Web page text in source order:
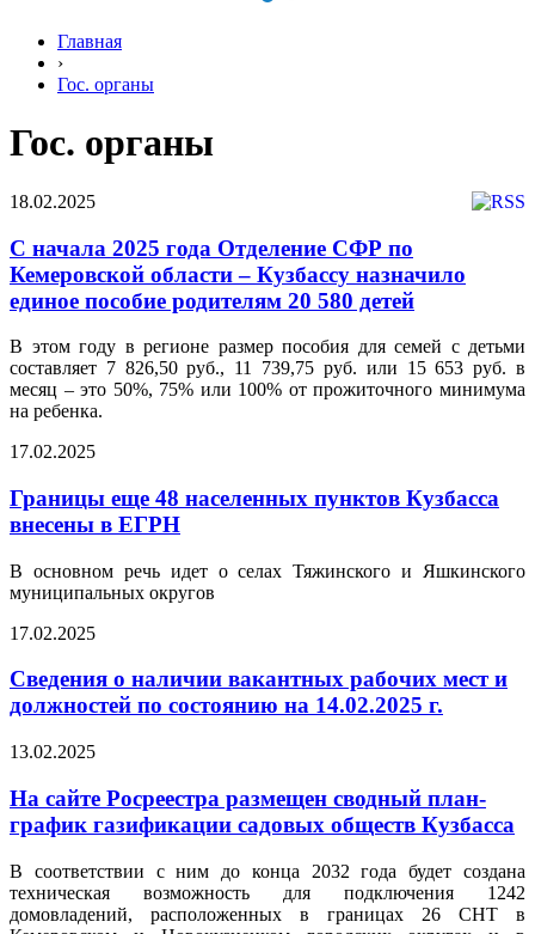
Главная
›
Гос. органы
Гос. органы
18.02.2025
С начала 2025 года Отделение СФР по
Кемеровской области – Кузбассу назначило
единое пособие родителям 20 580 детей
В этом году в регионе размер пособия для семей с детьми
составляет 7 826,50 руб., 11 739,75 руб. или 15 653 руб. в
месяц – это 50%, 75% или 100% от прожиточного минимума
на ребенка.
17.02.2025
Границы еще 48 населенных пунктов Кузбасса
внесены в ЕГРН
В основном речь идет о селах Тяжинского и Яшкинского
муниципальных округов
17.02.2025
Сведения о наличии вакантных рабочих мест и
должностей по состоянию на 14.02.2025 г.
13.02.2025
На сайте Росреестра размещен сводный план-
график газификации садовых обществ Кузбасса
В соответствии с ним до конца 2032 года будет создана
техническая возможность для подключения 1242
домовладений, расположенных в границах 26 СНТ в